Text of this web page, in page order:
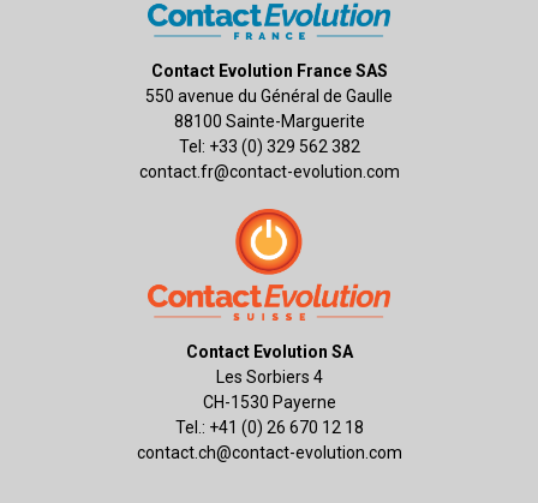
Contact Evolution France SAS
550 avenue du Général de Gaulle
88100 Sainte-Marguerite
Tel: +33 (0) 329 562 382
contact.fr@contact-evolution.com
Contact Evolution SA
Les Sorbiers 4
CH-1530 Payerne
Tel.: +41 (0) 26 670 12 18
contact.ch@contact-evolution.com